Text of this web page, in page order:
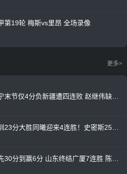
第19轮 梅斯vs里昂 全场录像
更多>